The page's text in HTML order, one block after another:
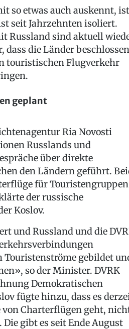
so etwas auch auskennt, ist
seit Jahrzehnten isoliert.
Russland sind aktuell
dass die Länder beschlossen
touristischen Flugverkehr
geplant
Ria Novosti
Russlands und
über direkte
den Ländern geführt.
für Touristengruppen
der russische
Koslov.
und Russland und die
Touristenströme gebildet
so der Minister. DVRK
Demokratischen
fügte hinzu, dass es
Charterflügen geht,
gibt es seit Ende August